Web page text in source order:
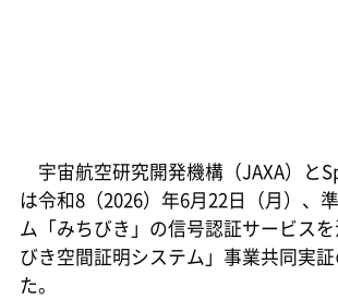
宇宙航空研究開発機構（JAXA）と
は令和8（2026）年6月22日（月）、
ム「みちびき」の信号認証サービス
びき空間証明システム」事業共同実
た。